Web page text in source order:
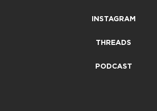
INSTAGRAM
THREADS
PODCAST